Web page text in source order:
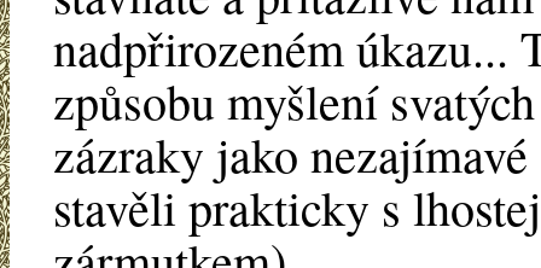
nadpřirozeném
způsobu myšlení
zázraky jako
stavěli prakticky s